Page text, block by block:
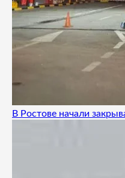
В Ростове начали